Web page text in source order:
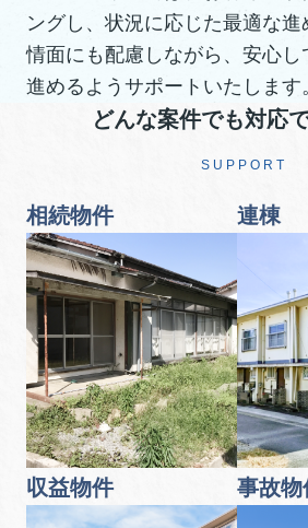
ングし、状況に応じた最適な
情面にも配慮しながら、安心
進めるようサポートいたします
どんな案件でも対応
SUPPORT
相続物件 連棟
収益物件 事故物